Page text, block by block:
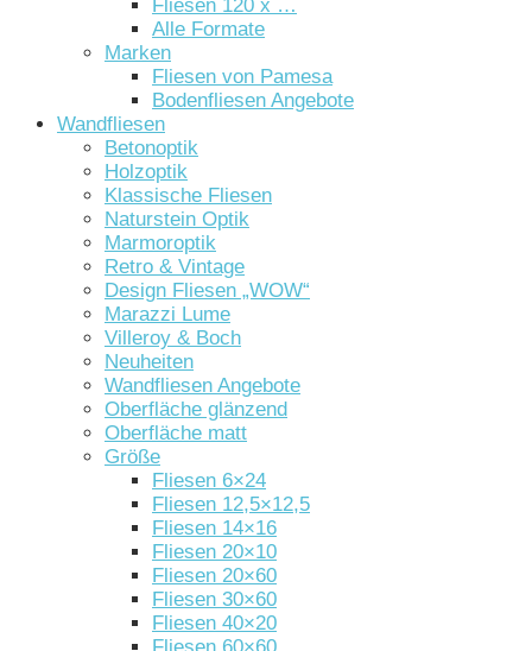
Fliesen 120 x …
Alle Formate
Marken
Fliesen von Pamesa
Bodenfliesen Angebote
Wandfliesen
Betonoptik
Holzoptik
Klassische Fliesen
Naturstein Optik
Marmoroptik
Retro & Vintage
Design Fliesen „WOW“
Marazzi Lume
Villeroy & Boch
Neuheiten
Wandfliesen Angebote
Oberfläche glänzend
Oberfläche matt
Größe
Fliesen 6×24
Fliesen 12,5×12,5
Fliesen 14×16
Fliesen 20×10
Fliesen 20×60
Fliesen 30×60
Fliesen 40×20